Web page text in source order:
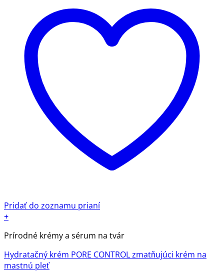
Pridať do zoznamu prianí
+
Prírodné krémy a sérum na tvár
Hydratačný krém PORE CONTROL zmatňujúci krém na
mastnú pleť